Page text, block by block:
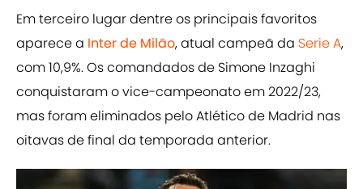
Em terceiro lugar dentre os principais favoritos
aparece a Inter de Milão, atual campeã da Serie A,
com 10,9%. Os comandados de Simone Inzaghi
conquistaram o vice-campeonato em 2022/23,
mas foram eliminados pelo Atlético de Madrid nas
oitavas de final da temporada anterior.